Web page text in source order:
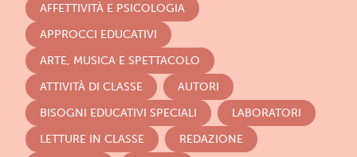
AFFETTIVITÀ E PSICOLOGIA
APPROCCI EDUCATIVI
ARTE, MUSICA E SPETTACOLO
ATTIVITÀ DI CLASSE
AUTORI
BISOGNI EDUCATIVI SPECIALI
LABORATORI
LETTURE IN CLASSE
REDAZIONE